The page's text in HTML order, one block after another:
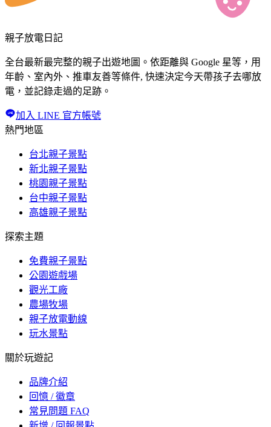
親子放電日記
全台最新最完整的親子出遊地圖。依距離與 Google 星等，用
年齡、室內外、推車友善等條件, 快速決定今天帶孩子去哪放
電，並記錄走過的足跡。
加入 LINE 官方帳號
熱門地區
台北親子景點
新北親子景點
桃園親子景點
台中親子景點
高雄親子景點
探索主題
免費親子景點
公園遊戲場
觀光工廠
農場牧場
親子放電動線
玩水景點
關於玩遊記
品牌介紹
回憶 / 徽章
常見問題 FAQ